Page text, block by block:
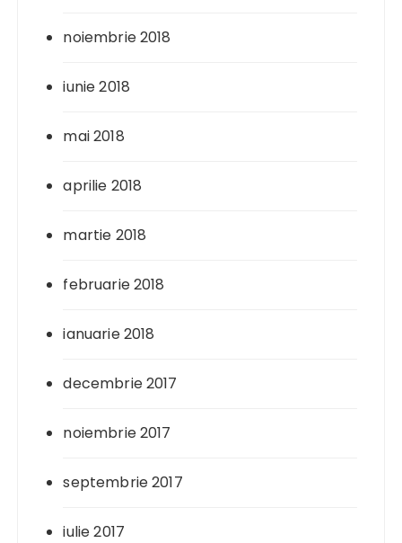
noiembrie 2018
iunie 2018
mai 2018
aprilie 2018
martie 2018
februarie 2018
ianuarie 2018
decembrie 2017
noiembrie 2017
septembrie 2017
iulie 2017